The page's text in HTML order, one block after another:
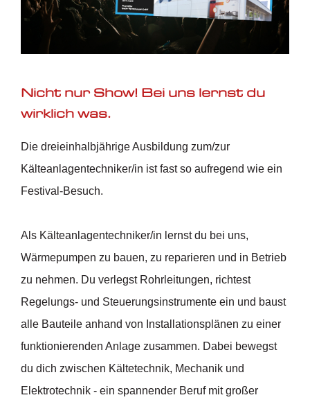
Nicht nur Show! Bei uns lernst du
wirklich was.
Die dreieinhalbjährige Ausbildung zum/zur
Kälteanlagentechniker/in ist fast so aufregend wie ein
Festival-Besuch.
Als Kälteanlagentechniker/in lernst du bei uns,
Wärmepumpen zu bauen, zu reparieren und in Betrieb
zu nehmen. Du verlegst Rohrleitungen, richtest
Regelungs- und Steuerungsinstrumente ein und baust
alle Bauteile anhand von Installationsplänen zu einer
funktionierenden Anlage zusammen. Dabei bewegst
du dich zwischen Kältetechnik, Mechanik und
Elektrotechnik - ein spannender Beruf mit großer